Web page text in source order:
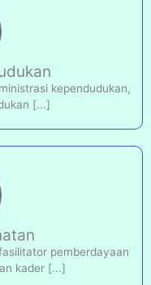
kependudukan,
[...]
pemberdayaan
kader [...]